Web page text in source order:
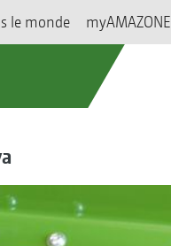
le monde myAMAZONE